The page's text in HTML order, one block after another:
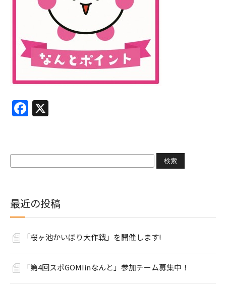
Facebook
検
最近の投稿
「桜ヶ池かいぼり大作戦」を開催します!
「第4回スポGOMIinなんと」参加チーム募集中！